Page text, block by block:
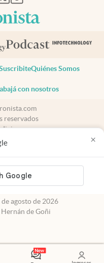
×
Quiénes Somos
con nosotros
reservados
Comercial S.A Registro de
agosto de 2026
de Goñi